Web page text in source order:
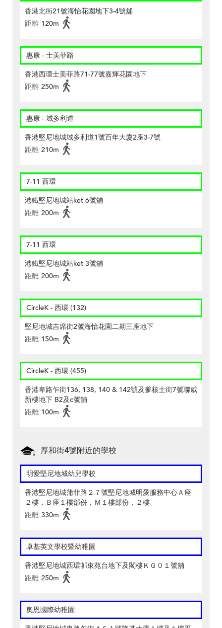
香港北街21號海怡花園地下3-4號舖
距離 120m
惠康 - 士美菲路
香港西環士美菲路71-77號嘉輝花園地下
距離 250m
惠康 - 域多利道
香港堅尼地城域多利道1號百年大廈2座3-7號
距離 210m
7-11 西環
港鐵堅尼地城站ket 6號舖
距離 200m
7-11 西環
港鐵堅尼地城站ket 3號舖
距離 200m
CircleK - 西環 (132)
堅尼地城吉席街2號海怡花園二期三座地下
距離 150m
CircleK - 西環 (455)
香港卑路乍街136, 138, 140 & 142號及爹核士街7號聯威
新樓地下 B2及c號舖
距離 100m
厚和街4號附近的學校
明愛堅尼地城幼兒學校
香港堅尼地城蒲菲路２７號堅尼地城明愛服務中心Ａ座
２樓，Ｂ座１樓部份，Ｍ１樓部份，２樓
距離 330m
卓基英文學校暨幼稚園
香港堅尼地城西環邨東苑台地下及閣樓ＫＧ０１號舖
距離 250m
奧恩國際幼稚園